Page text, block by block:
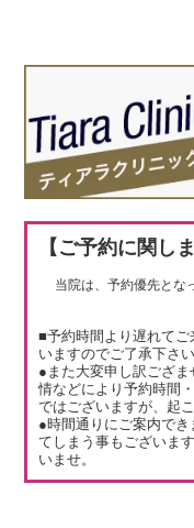
【ご予約に関し
当院は、予約優先とな
■予約時間より遅れて
いますのでご了承下さい
●また大変申し訳ござ
情などにより予約時間
ではございますが、起こ
●時間通りにご案内で
てしまう事もございま
いませ。